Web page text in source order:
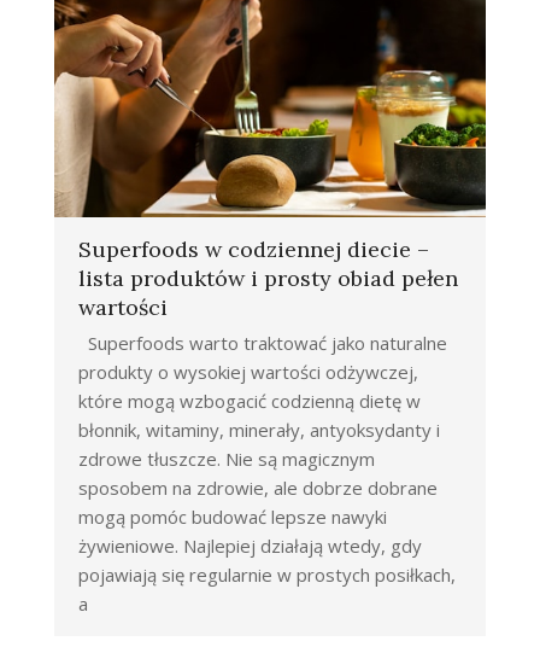
Superfoods w codziennej diecie –
lista produktów i prosty obiad pełen
wartości
Superfoods warto traktować jako naturalne
produkty o wysokiej wartości odżywczej,
które mogą wzbogacić codzienną dietę w
błonnik, witaminy, minerały, antyoksydanty i
zdrowe tłuszcze. Nie są magicznym
sposobem na zdrowie, ale dobrze dobrane
mogą pomóc budować lepsze nawyki
żywieniowe. Najlepiej działają wtedy, gdy
pojawiają się regularnie w prostych posiłkach,
a